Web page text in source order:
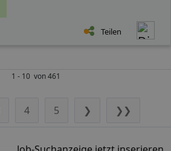
Teilen
1 - 10 von 461
4 5 ❯ ❯❯